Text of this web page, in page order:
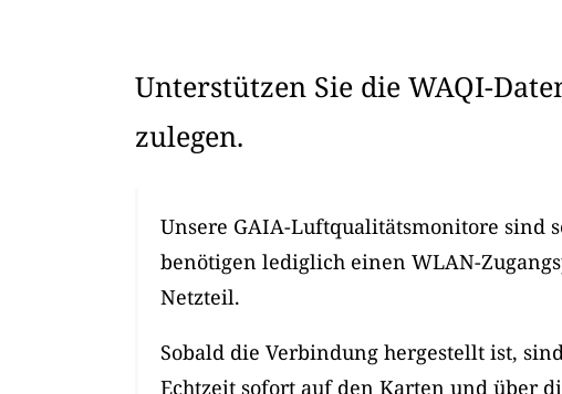
Unterstützen Sie die WAQI-
zulegen.
Unsere GAIA-Luftqualitätsmonitore sind
benötigen lediglich einen WLAN-
Netzteil.
Sobald die Verbindung hergestellt ist,
Echtzeit sofort auf den Karten und über